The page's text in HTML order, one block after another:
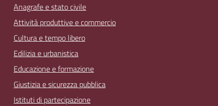
Anagrafe e stato civile
Attività produttive e commercio
Cultura e tempo libero
Edilizia e urbanistica
Educazione e formazione
Giustizia e sicurezza pubblica
Istituti di partecipazione